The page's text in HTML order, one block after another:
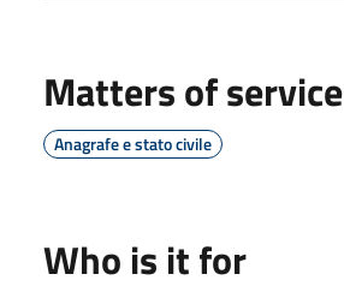
Matters of service
Anagrafe e stato civile
Who is it for